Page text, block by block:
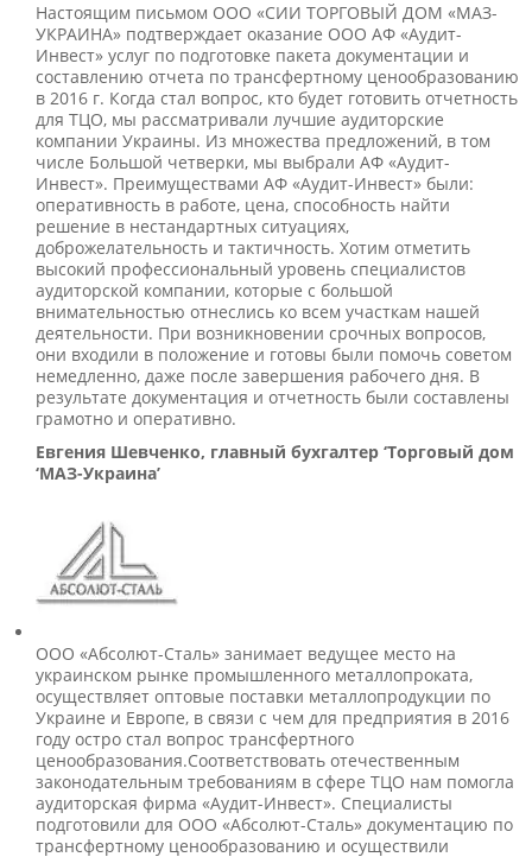
Настоящим письмом ООО «СИИ ТОРГОВЫЙ ДОМ «МАЗ-
УКРАИНА» подтверждает оказание ООО АФ «Аудит-
Инвест» услуг по подготовке пакета документации и
составлению отчета по трансфертному ценообразованию
в 2016 г. Когда стал вопрос, кто будет готовить отчетность
для ТЦО, мы рассматривали лучшие аудиторские
компании Украины. Из множества предложений, в том
числе Большой четверки, мы выбрали АФ «Аудит-
Инвест». Преимуществами АФ «Аудит-Инвест» были:
оперативность в работе, цена, способность найти
решение в нестандартных ситуациях,
доброжелательность и тактичность. Хотим отметить
высокий профессиональный уровень специалистов
аудиторской компании, которые с большой
внимательностью отнеслись ко всем участкам нашей
деятельности. При возникновении срочных вопросов,
они входили в положение и готовы были помочь советом
немедленно, даже после завершения рабочего дня. В
результате документация и отчетность были составлены
грамотно и оперативно.
Евгения Шевченко, главный бухгалтер ‘Торговый дом
‘МАЗ-Украина’
ООО «Абсолют-Сталь» занимает ведущее место на
украинском рынке промышленного металлопроката,
осуществляет оптовые поставки металлопродукции по
Украине и Европе, в связи с чем для предприятия в 2016
году остро стал вопрос трансфертного
ценообразования.Соответствовать отечественным
законодательным требованиям в сфере ТЦО нам помогла
аудиторская фирма «Аудит-Инвест». Специалисты
подготовили для ООО «Абсолют-Сталь» документацию по
трансфертному ценообразованию и осуществили